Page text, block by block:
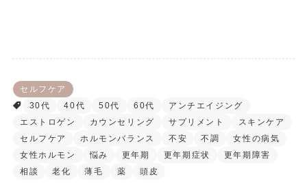
セルフケア
30代
40代 50代 60代
アンチエイジング
エストロゲン
カウンセリング サプリメント
スキンケア
セルフケア
ホルモンバランス 不安 不調
女性の病気
女性ホルモン
悩み 更年期 更年期症状
更年期障害
相談
老化 薄毛 薬 頭皮